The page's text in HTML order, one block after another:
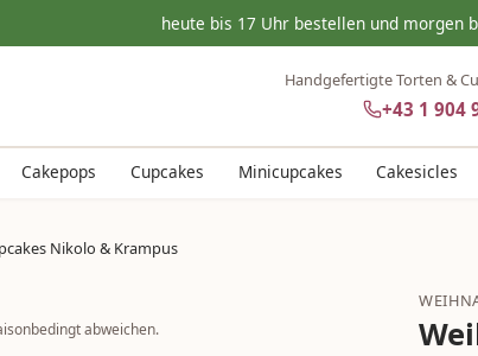
heute bis 17 Uhr bestellen und morgen
Handgefertigte Torten &
+43 1 904
Cakepops Cupcakes Minicupcakes Cakesicles
Nikolo & Krampus
abweichen.